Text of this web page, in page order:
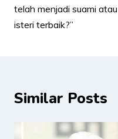
telah menjadi suami atau
isteri terbaik?”
Similar Posts